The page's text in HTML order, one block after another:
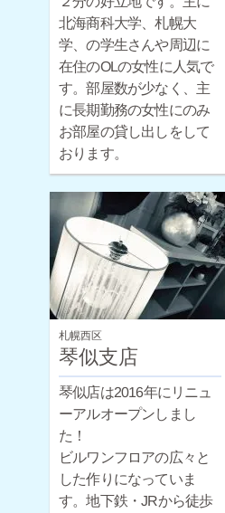
北海商科大学、札幌大
学、の学生さんや周辺に
在住のOLの女性に人気で
す。部屋数が少なく、主
に長期勤務の女性にのみ
お部屋の貸し出しをして
おります。
札幌西区
琴似支店
琴似店は2016年にリニュ
ーアルオープンしまし
た！
ビルワンフロアの広々と
した作りになっていま
す。地下鉄・JRから徒歩